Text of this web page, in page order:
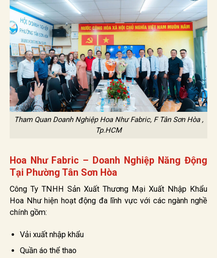
Tham Quan Doanh Nghiệp Hoa Như Fabric, F Tân Sơn Hòa ,
Tp.HCM
Hoa Như Fabric – Doanh Nghiệp Năng Động
Tại Phường Tân Sơn Hòa
Công Ty TNHH Sản Xuất Thương Mại Xuất Nhập Khẩu
Hoa Như hiện hoạt động đa lĩnh vực với các ngành nghề
chính gồm:
Vải xuất nhập khẩu
Quần áo thể thao